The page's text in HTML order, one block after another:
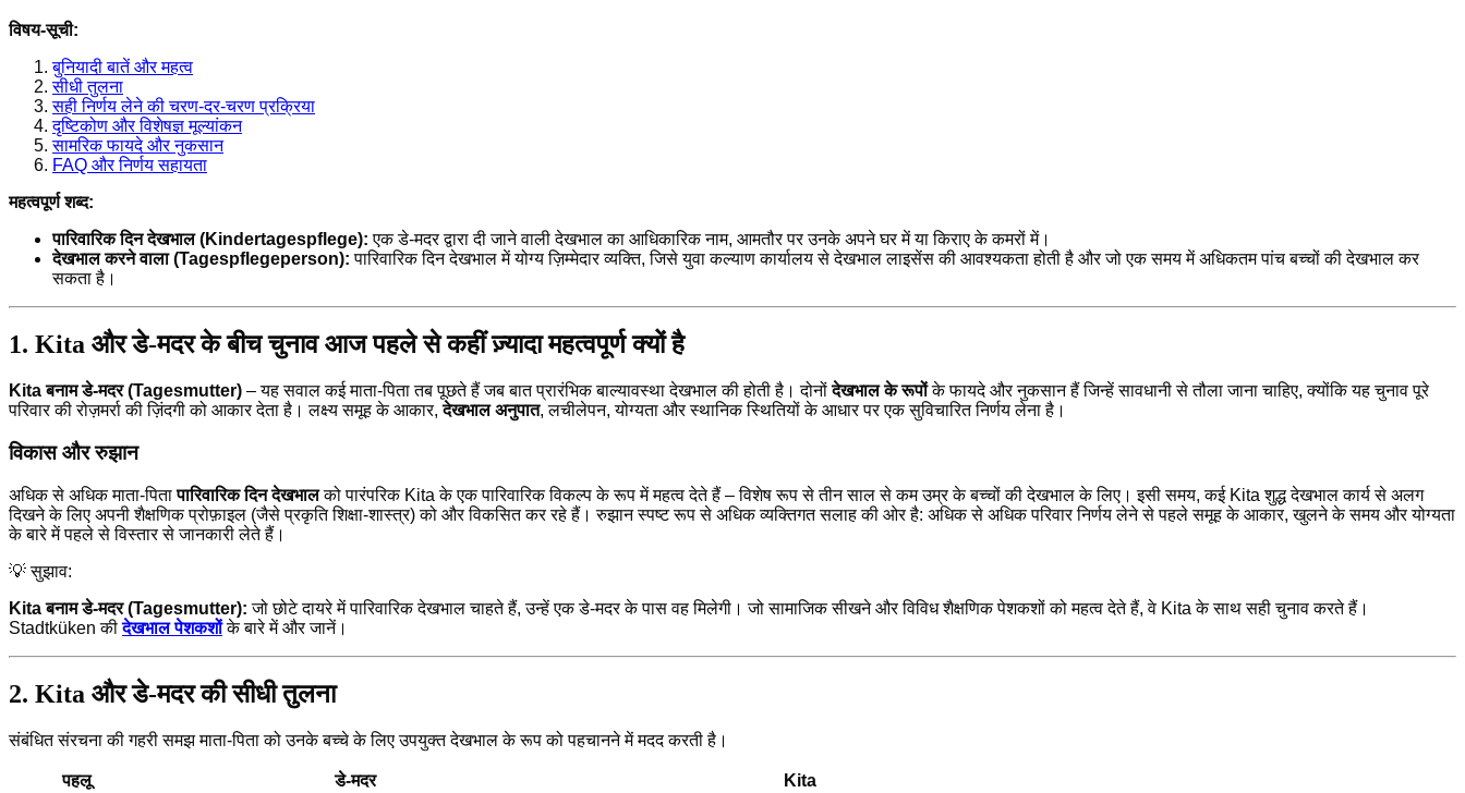
विषय-सूची:
बुनियादी बातें और महत्व
सीधी तुलना
सही निर्णय लेने की चरण-दर-चरण प्रक्रिया
दृष्टिकोण और विशेषज्ञ मूल्यांकन
सामरिक फायदे और नुकसान
FAQ और निर्णय सहायता
महत्वपूर्ण शब्द:
पारिवारिक दिन देखभाल (Kindertagespflege): एक डे-मदर द्वारा दी जाने वाली देखभाल का आधिकारिक नाम, आमतौर पर उनके अपने घर में या किराए के कमरों में।
देखभाल करने वाला (Tagespflegeperson): पारिवारिक दिन देखभाल में योग्य ज़िम्मेदार व्यक्ति, जिसे युवा कल्याण कार्यालय से देखभाल लाइसेंस की आवश्यकता होती है और जो एक समय में अधिकतम पांच बच्चों की देखभाल कर
सकता है।
1. Kita और डे-मदर के बीच चुनाव आज पहले से कहीं ज़्यादा महत्वपूर्ण क्यों है
Kita बनाम डे-मदर (Tagesmutter) – यह सवाल कई माता-पिता तब पूछते हैं जब बात प्रारंभिक बाल्यावस्था देखभाल की होती है। दोनोंदेखभाल के रूपोंके फायदे और नुकसान हैं जिन्हें सावधानी से तौला जाना चाहिए, क्योंकि यह चुनाव पूरे
परिवार की रोज़मर्रा की ज़िंदगी को आकार देता है। लक्ष्य समूह के आकार,देखभाल अनुपात, लचीलेपन, योग्यता और स्थानिक स्थितियों के आधार पर एक सुविचारित निर्णय लेना है।
विकास और रुझान
अधिक से अधिक माता-पितापारिवारिक दिन देखभालको पारंपरिक Kita के एक पारिवारिक विकल्प के रूप में महत्व देते हैं – विशेष रूप से तीन साल से कम उम्र के बच्चों की देखभाल के लिए। इसी समय, कई Kita शुद्ध देखभाल कार्य से अलग
दिखने के लिए अपनी शैक्षणिक प्रोफ़ाइल (जैसे प्रकृति शिक्षा-शास्त्र) को और विकसित कर रहे हैं। रुझान स्पष्ट रूप से अधिक व्यक्तिगत सलाह की ओर है: अधिक से अधिक परिवार निर्णय लेने से पहले समूह के आकार, खुलने के समय और योग्यता
के बारे में पहले से विस्तार से जानकारी लेते हैं।
💡 सुझाव:
Kita बनाम डे-मदर (Tagesmutter): जो छोटे दायरे में पारिवारिक देखभाल चाहते हैं, उन्हें एक डे-मदर के पास वह मिलेगी। जो सामाजिक सीखने और विविध शैक्षणिक पेशकशों को महत्व देते हैं, वे Kita के साथ सही चुनाव करते हैं।
Stadtküken कीदेखभाल पेशकशोंके बारे में और जानें।
2. Kita और डे-मदर की सीधी तुलना
संबंधित संरचना की गहरी समझ माता-पिता को उनके बच्चे के लिए उपयुक्त देखभाल के रूप को पहचानने में मदद करती है।
पहलू डे-मदर
Kita